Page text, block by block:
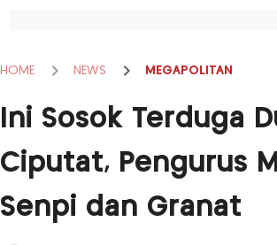
HOME NEWS MEGAPOLITAN
Ini Sosok Terduga
Ciputat, Pengurus
Senpi dan Granat